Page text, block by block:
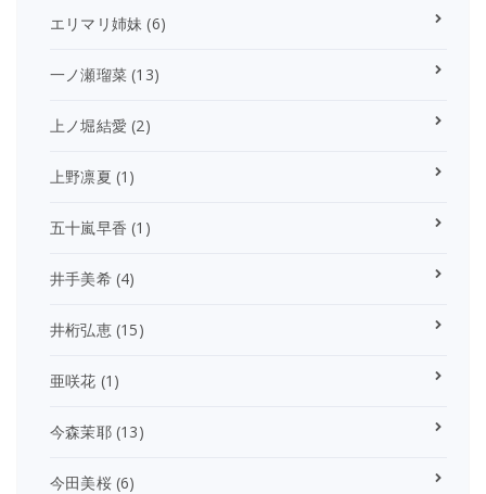
エリマリ姉妹 (6)
一ノ瀬瑠菜 (13)
上ノ堀結愛 (2)
上野凛夏 (1)
五十嵐早香 (1)
井手美希(4)
井桁弘恵(15)
亜咲花 (1)
今森茉耶(13)
今田美桜(6)